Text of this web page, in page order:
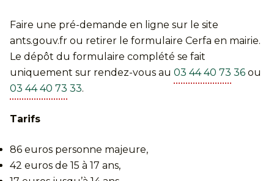
Faire une pré-demande en ligne sur le site
ants.gouv.fr ou retirer le formulaire Cerfa en mairie.
Le dépôt du formulaire complété se fait
uniquement sur rendez-vous au 03 44 40 73 36 ou
03 44 40 73 33.
Tarifs
86 euros personne majeure,
42 euros de 15 à 17 ans,